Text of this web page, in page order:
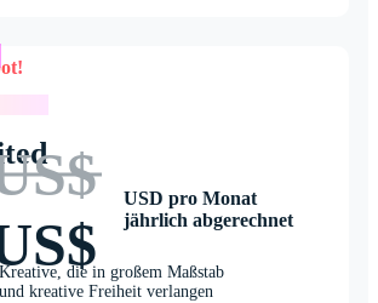
USD pro Monat
jährlich abgerechnet
die in großem Maßstab
kreative Freiheit verlangen